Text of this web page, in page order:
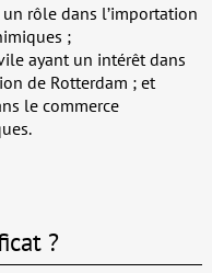
rôle dans l’importation
;
ayant un intérêt dans
de Rotterdam ; et
le commerce
?